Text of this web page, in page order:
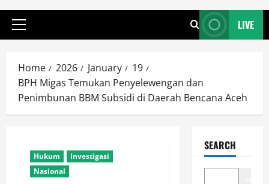
Primary
LIVE
Home 2026 January
19
BPH Migas Temukan Penyelewengan dan
Penimbunan BBM Subsidi di Daerah Bencana Aceh
Hukum
Investigasi
Nasional
SEARCH